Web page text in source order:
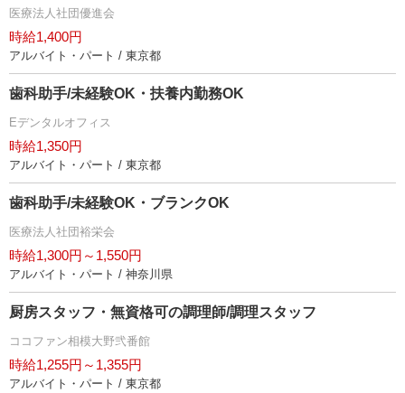
医療法人社団優進会
時給1,400円
アルバイト・パート / 東京都
歯科助手/未経験OK・扶養内勤務OK
Eデンタルオフィス
時給1,350円
アルバイト・パート / 東京都
歯科助手/未経験OK・ブランクOK
医療法人社団裕栄会
時給1,300円～1,550円
アルバイト・パート / 神奈川県
厨房スタッフ・無資格可の調理師/調理スタッフ
ココファン相模大野弐番館
時給1,255円～1,355円
アルバイト・パート / 東京都